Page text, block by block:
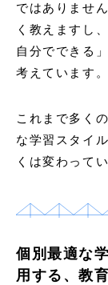
ではありませ
く教えますし
自分でできる
考えています。
これまで多く
な学習スタイ
くは変わって
個別最適な
用する、教